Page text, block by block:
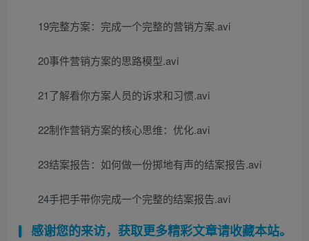
19完整方案：完成一个完整的营销方案.avi
20事件营销方案的思路模型.avi
21了解看你方案人员的诉求和习惯.avi
22制作营销方案的核心思维：优化.avi
23结案报告：如何做一份掷地有声的结案报告.avi
24手把手带你完成一个完整的结案报告.avi
感谢您的来访，获取更多精彩文章请收藏本站。